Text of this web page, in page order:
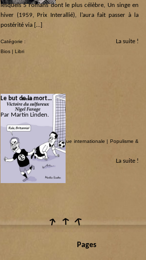
lesquels 5 romans dont le plus célèbre, Un singe en
hiver (1959, Prix Interallié), l’aura fait passer à la
postérité via […]
Catégorie :
Bios | Libri
La suite !
Le but de la mort…
Par Martin Linden.
Catégorie :
Les coquins d'abord|Politique internationale | Populisme &
populo
La suite !
Pages